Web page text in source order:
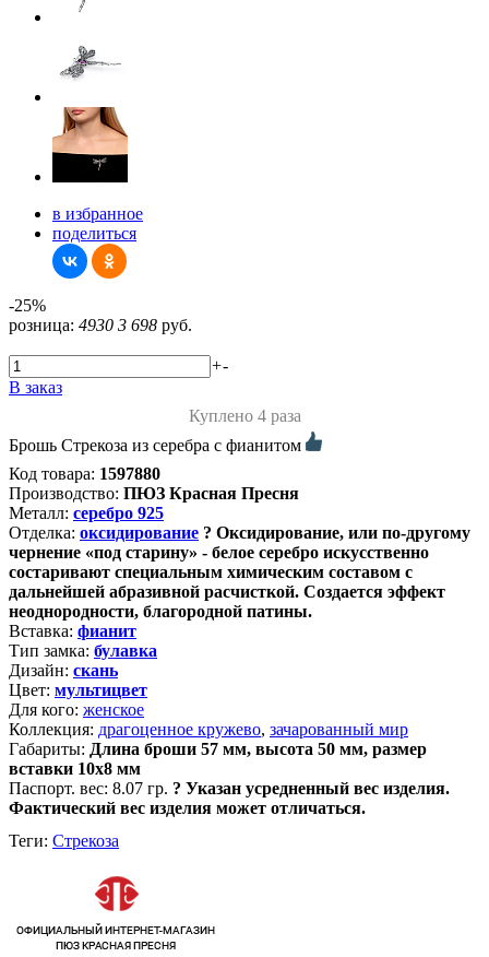
в избранное
поделиться
-25%
розница: 4930 3 698 руб.
+-
В заказ
Куплено 4 раза
Брошь Стрекоза из серебра с фианитом
Код товара: 1597880
Производство: ПЮЗ Красная Пресня
Металл: серебро 925
Отделка: оксидирование ? Оксидирование, или по-другому
чернение «под старину» - белое серебро искусственно
состаривают специальным химическим составом с
дальнейшей абразивной расчисткой. Создается эффект
неоднородности, благородной патины.
Вставка: фианит
Тип замка: булавка
Дизайн: скань
Цвет: мультицвет
Для кого: женское
Коллекция: драгоценное кружево, зачарованный мир
Габариты: Длина броши 57 мм, высота 50 мм, размер
вставки 10х8 мм
Паспорт. вес: 8.07 гр. ? Указан усредненный вес изделия.
Фактический вес изделия может отличаться.
Теги: Стрекоза